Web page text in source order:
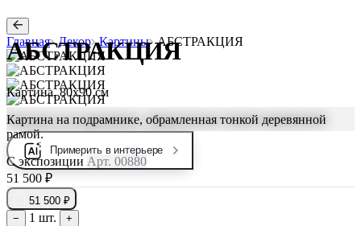
Главная Декор Картины АБСТРАКЦИЯ
Примерить в интерьере
АБСТРАКЦИЯ
Картина, 80х90 см
Картина на подрамнике, обрамленная тонкой деревянной
рамой.
С экспозиции Арт. 00880
51 500 ₽
51 500 ₽
−
1 шт. +